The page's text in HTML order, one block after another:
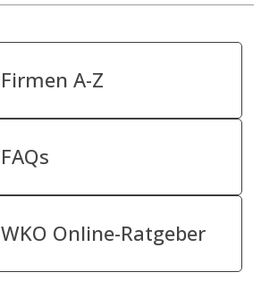
Firmen A-Z
FAQs
WKO Online-Ratgeber